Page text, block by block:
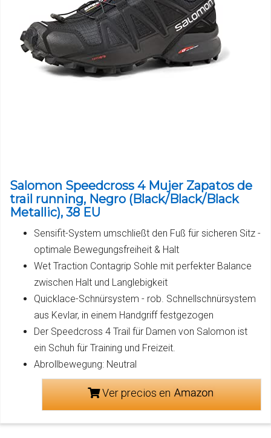
Salomon Speedcross 4 Mujer Zapatos de
trail running, Negro (Black/Black/Black
Metallic), 38 EU
Sensifit-System umschließt den Fuß für sicheren Sitz -
optimale Bewegungsfreiheit & Halt
Wet Traction Contagrip Sohle mit perfekter Balance
zwischen Halt und Langlebigkeit
Quicklace-Schnürsystem - rob. Schnellschnürsystem
aus Kevlar, in einem Handgriff festgezogen
Der Speedcross 4 Trail für Damen von Salomon ist
ein Schuh für Training und Freizeit.
Abrollbewegung: Neutral
Ver precios en